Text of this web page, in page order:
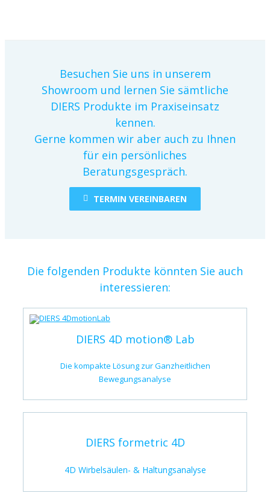
Besuchen Sie uns in unserem
Showroom und lernen Sie sämtliche
DIERS Produkte im Praxiseinsatz
kennen.
Gerne kommen wir aber auch zu Ihnen
für ein persönliches
Beratungsgespräch.
TERMIN VEREINBAREN
Die folgenden Produkte könnten Sie auch
interessieren:
DIERS 4D motion® Lab
Die kompakte Lösung zur Ganzheitlichen
Bewegungsanalyse
DIERS formetric 4D
4D Wirbelsäulen- & Haltungsanalyse